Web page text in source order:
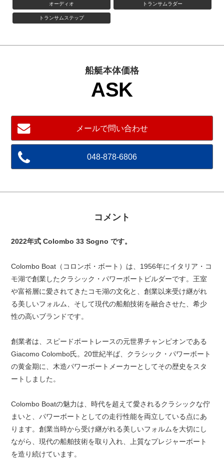
オーディオ トランサムラダー
トランサムステップ
船艇本体価格
ASK
メールで問い合わせ
048-878-6806
コメント
2022年式 Colombo 33 Sogno です。
Colombo Boat（コロンボ・ボート）は、1956年にイタリア・コ
モ湖で創業したクラシック・パワーボートビルダーです。王室
や富裕層に愛されてきたコモ湖の文化と、創業以来受け継がれ
る美しいフォルム、そして現代の船舶技術を融合させた、希少
性の高いブランドです。
創業者は、スピードボートレースの元世界チャンピオンである
Giacomo Colombo氏。20世紀半ば、クラシック・パワーボート
の黄金期に、木造パワーボートメーカーとしてその歴史をスタ
ートしました。
Colombo Boatの魅力は、時代を超えて愛されるクラシックな佇
まいと、パワーボートとしての走行性能を両立している点にあ
ります。創業当時から受け継がれる美しいフォルムを大切にし
ながら、現代の船舶技術を取り入れ、上質なプレジャーボート
を造り続けています。